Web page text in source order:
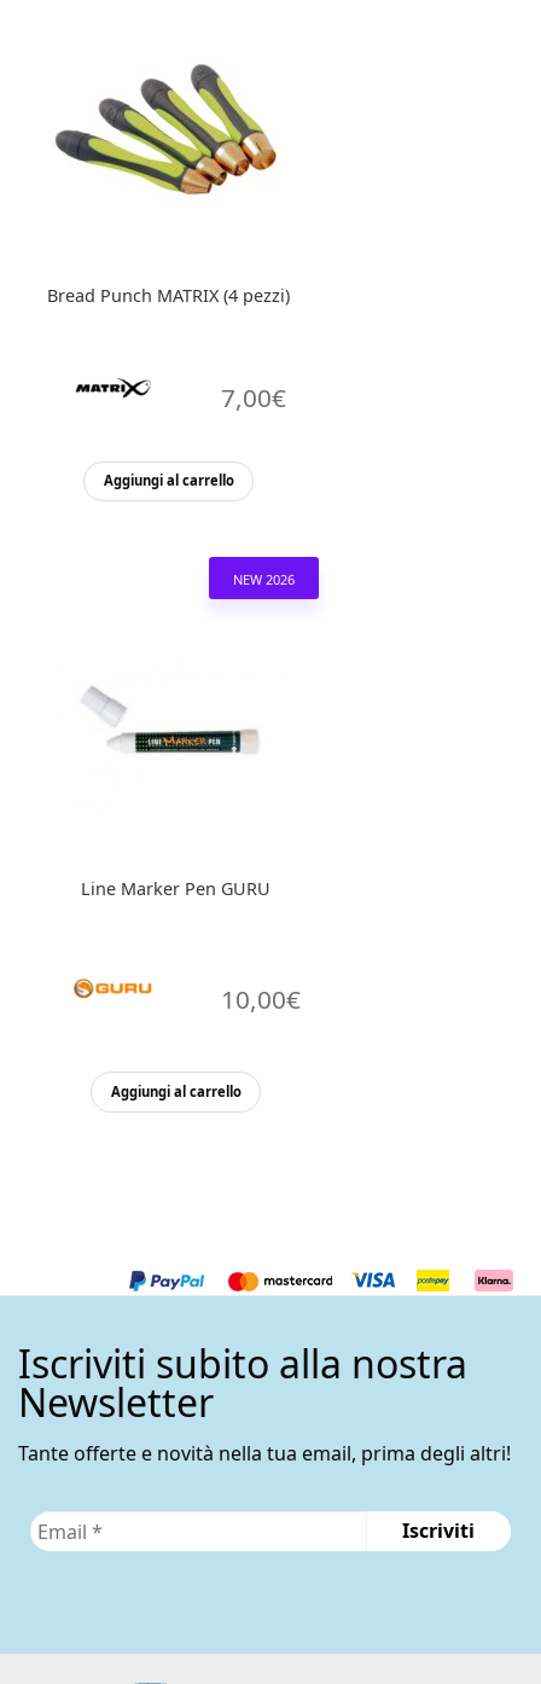
Bread Punch MATRIX (4 pezzi)
7,00€
Aggiungi al carrello
NEW 2026
Line Marker Pen GURU
10,00€
Aggiungi al carrello
Iscriviti subito alla nostra
Newsletter
Tante offerte e novità nella tua email, prima degli altri!